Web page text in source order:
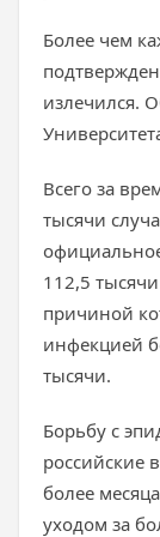
Более чем
излечился.
Всего за
тысячи
112,5
причиной
инфекцией
тысячи.
Борьбу с
российские
более
уходом за